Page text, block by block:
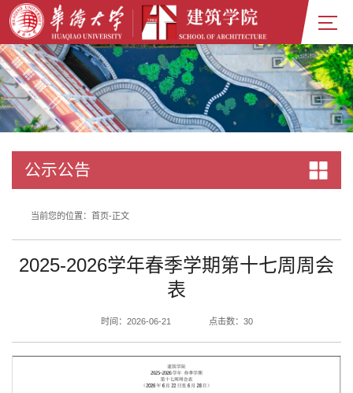
公示公告
当前您的位置： 首页-正文
2025-2026学年春季学期第十七周周会
表
时间：2026-06-21 点击数： 30